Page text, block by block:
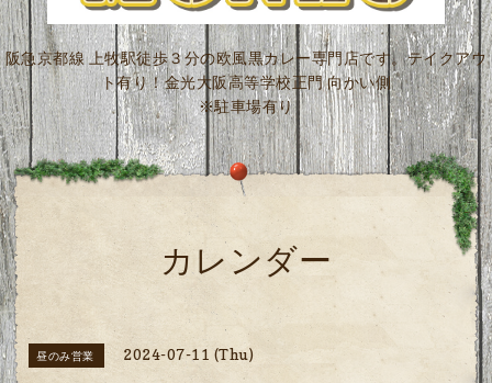
阪急京都線 上牧駅徒歩３分の欧風黒カレー専門店です。テイクアウ
ト有り！金光大阪高等学校正門 向かい側
※駐車場有り
カレンダー
昼のみ営業 2024-07-11 (Thu)